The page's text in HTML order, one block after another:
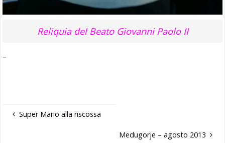
Reliquia del Beato Giovanni Paolo II
–
Super Mario alla riscossa
Medugorje – agosto 2013